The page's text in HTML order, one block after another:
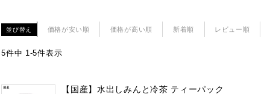
並び替え 価格が安い順 価格が高い順 新着順 レビュー順
5件中 1-5件表示
【国産】水出しみんと冷茶 ティーパック